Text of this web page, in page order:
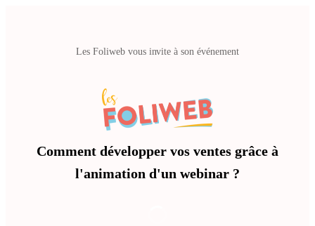
Les Foliweb vous invite à son événement
Comment développer vos ventes grâce à
l'animation d'un webinar ?